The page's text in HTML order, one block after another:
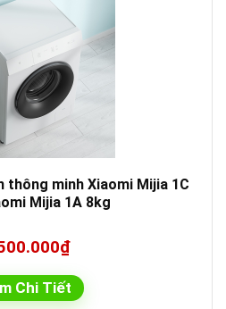
thông minh Xiaomi Mijia 1C
Mijia 1A 8kg
Chi Tiết